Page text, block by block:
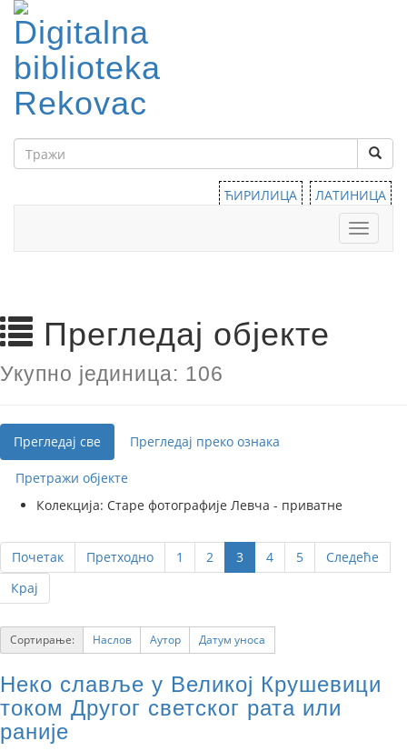
ЋИРИЛИЦА
ЛАТИНИЦА
Тоггле
Прегледај објекте
Укупно јединица: 106
Прегледај све Прегледај преко ознака
Претражи објекте
Колекција: Старе фотографије Левча - приватне
Почетак Претходно 1 2 3 4 5
Следеће
Крај
Сортирање: Наслов Аутор Датум уноса
Неко славље у Великој Крушевици
током Другог светског рата или
раније